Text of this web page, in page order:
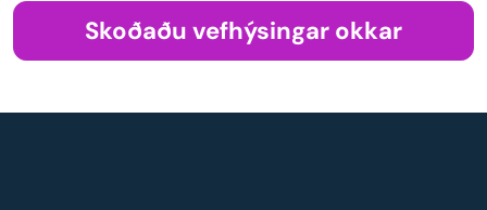
Skoðaðu vefhýsingar okkar